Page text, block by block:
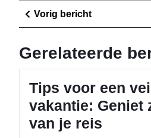
Berichtnavigatie
Vorig berichtVorig
bericht
Gerelateerde
Tips voor een
vakantie: Geniet
van je reis